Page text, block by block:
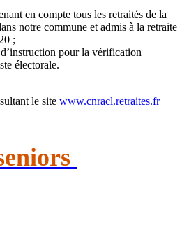
en compte tous les retraités de la
notre commune et admis à la retraite
;
pour la vérification
électorale.
le site www.cnracl.retraites.fr